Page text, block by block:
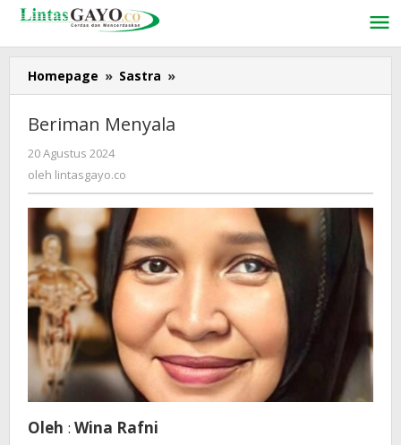
Lewati
konten
Homepage » Sastra »
Menyala
Beriman Menyala
20 Agustus 2024
lintasgayo.co
oleh lintasgayo.co
Oleh : Wina Rafni